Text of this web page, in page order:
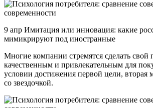
9 апр Имитация или инновация: какие
мимикрируют под иностранные
Многие компании стремятся сделать свой
качественным и привлекательным для
условии достижения первой цели, вторая
со звездочкой.